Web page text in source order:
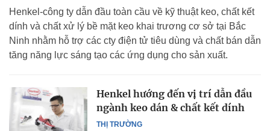
Henkel-công ty dẫn đầu toàn cầu về kỹ thuật keo, chất kết
dính và chất xử lý bề mặt keo khai trương cơ sở tại Bắc
Ninh nhằm hỗ trợ các cty điện tử tiêu dùng và chất bán dẫn
tăng năng lực sáng tạo các ứng dụng cho sản xuất.
THỊ TRƯỜNG
Henkel hướng đến vị trí dẫn đầu
ngành keo dán & chất kết dính